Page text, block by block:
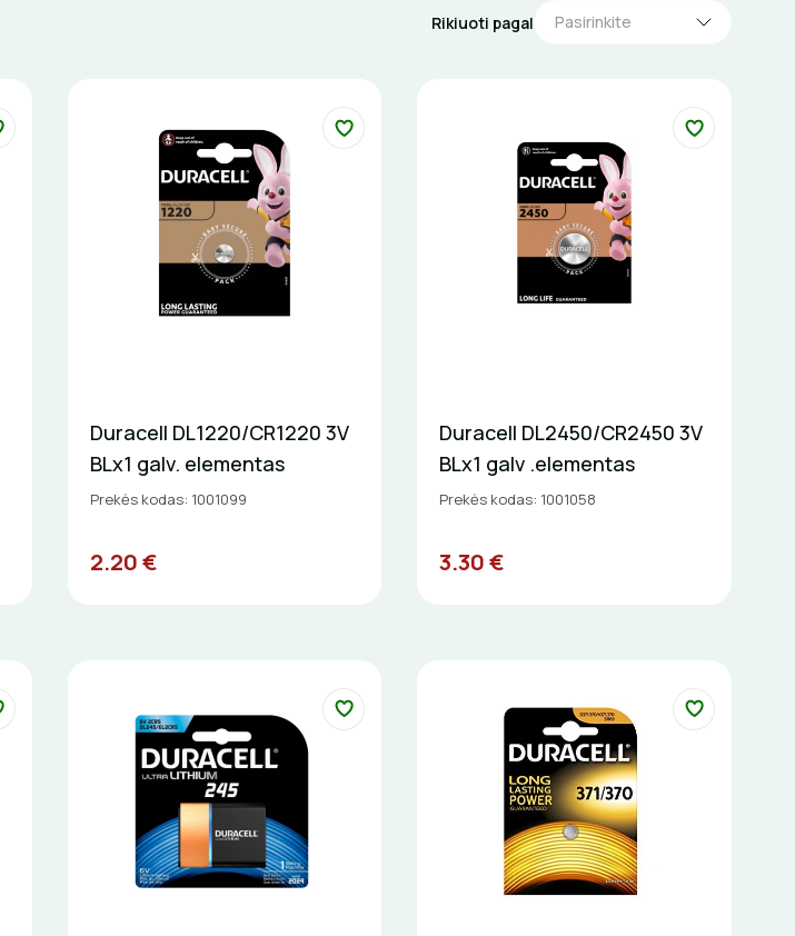
Rikiuoti pagal Pasirinkite
Duracell DL1220/CR1220 3V
BLx1 galv. elementas
Prekės kodas: 1001099
2.20 €
Duracell DL2450/CR2450 3V
BLx1 galv .elementas
Prekės kodas: 1001058
3.30 €